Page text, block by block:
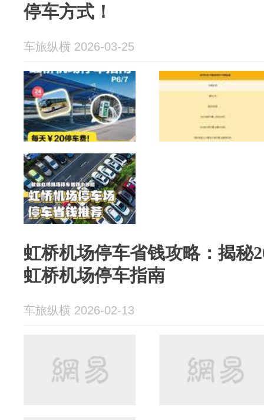
停车方式！
车旅纵横 2026-03-25
虹桥机场停车省钱攻略：揭秘
虹桥机场停车指南
车旅纵横 2026-02-13